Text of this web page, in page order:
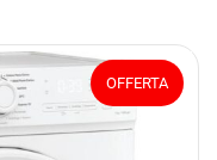
OFFERTA